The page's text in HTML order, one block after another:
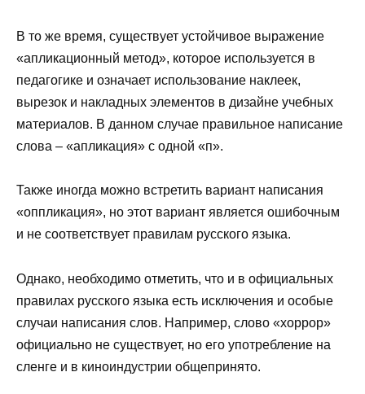
В то же время, существует устойчивое выражение
«апликационный метод», которое используется в
педагогике и означает использование наклеек,
вырезок и накладных элементов в дизайне учебных
материалов. В данном случае правильное написание
слова – «апликация» с одной «п».
Также иногда можно встретить вариант написания
«оппликация», но этот вариант является ошибочным
и не соответствует правилам русского языка.
Однако, необходимо отметить, что и в официальных
правилах русского языка есть исключения и особые
случаи написания слов. Например, слово «хоррор»
официально не существует, но его употребление на
сленге и в киноиндустрии общепринято.